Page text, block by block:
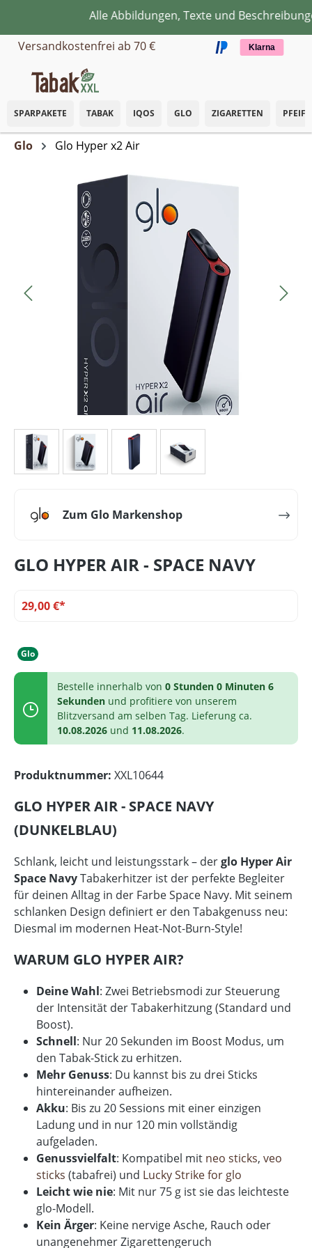
Zum Hauptinhalt springenAlle Abbildungen, Texte und
Versandkostenfrei ab 70 €
Klarna
SPARPAKETE TABAK IQOS GLO ZIGARETTEN
Glo Glo Hyper x2 Air
Zum Glo Markenshop
GLO HYPER AIR - SPACE NAVY
29,00 €*
Glo
Bestelle innerhalb von 0 Stunden 0 Minuten 6
Sekunden und profitiere von unserem
Blitzversand am selben Tag. Lieferung ca.
10.08.2026 und 11.08.2026.
Produktnummer: XXL10644
GLO HYPER AIR - SPACE NAVY
(DUNKELBLAU)
Schlank, leicht und leistungsstark – derglo Hyper Air
Space NavyTabakerhitzer ist der perfekte Begleiter
für deinen Alltag in der Farbe Space Navy. Mit seinem
schlanken Design definiert er den Tabakgenuss neu:
Diesmal im modernen Heat-Not-Burn-Style!
WARUM GLO HYPER AIR?
Deine Wahl: Zwei Betriebsmodi zur Steuerung
der Intensität der Tabakerhitzung (Standard und
Boost).
Schnell: Nur 20 Sekunden im Boost Modus, um
den Tabak-Stick zu erhitzen.
Mehr Genuss: Du kannst bis zu drei Sticks
hintereinander aufheizen.
Akku: Bis zu 20 Sessions mit einer einzigen
Ladung und in nur 120 min vollständig
aufgeladen.
Genussvielfalt: Kompatibel mit neo sticks, veo
sticks (tabafrei) und Lucky Strike for glo
Leicht wie nie: Mit nur 75 g ist sie das leichteste
glo-Modell.
Kein Ärger: Keine nervige Asche, Rauch oder
unangenehmer Zigarettengeruch